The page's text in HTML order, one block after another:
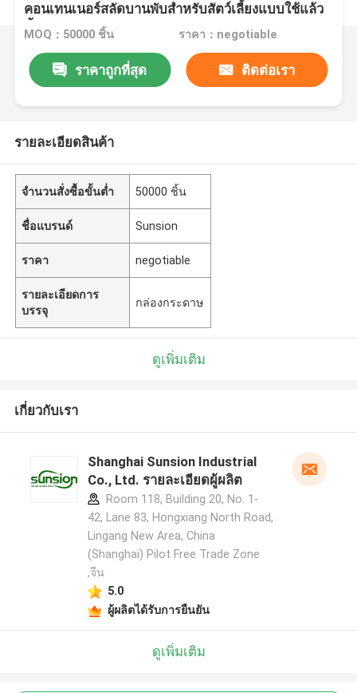
คอนเทนเนอร์สลัดบานพับสำหรับสัตว์เลี้ยงแบบใช้แล้ว
ทิ้ง
MOQ：50000 ชิ้น ราคา：negotiable
ราคาถูกที่สุด ติดต่อเรา
รายละเอียดสินค้า
จำนวนสั่งซื้อขั้นต่ำ 50000 ชิ้น
ชื่อแบรนด์ Sunsion
ราคา negotiable
รายละเอียดการ
บรรจุ
กล่องกระดาษ
ดูเพิ่มเติม
เกี่ยวกับเรา
Shanghai Sunsion Industrial
Co., Ltd. รายละเอียดผู้ผลิต
Room 118, Building 20, No. 1-
42, Lane 83, Hongxiang North Road,
Lingang New Area, China
(Shanghai) Pilot Free Trade Zone
,จีน
5.0
ผู้ผลิตได้รับการยืนยัน
ดูเพิ่มเติม